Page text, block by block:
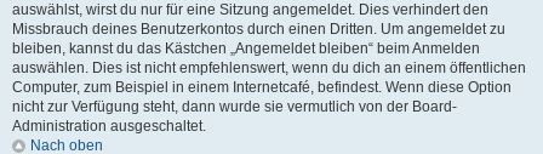
auswählst, wirst du nur für eine Sitzung angemeldet. Dies verhindert den
Missbrauch deines Benutzerkontos durch einen Dritten. Um angemeldet zu
bleiben, kannst du das Kästchen „Angemeldet bleiben“ beim Anmelden
auswählen. Dies ist nicht empfehlenswert, wenn du dich an einem öffentlichen
Computer, zum Beispiel in einem Internetcafé, befindest. Wenn diese Option
nicht zur Verfügung steht, dann wurde sie vermutlich von der Board-
Administration ausgeschaltet.
Nach oben